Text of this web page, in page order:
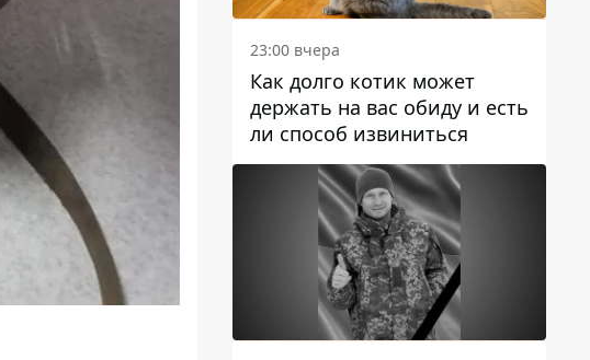
23:00 вчера
Как долго котик может
держать на вас обиду и есть
ли способ извиниться